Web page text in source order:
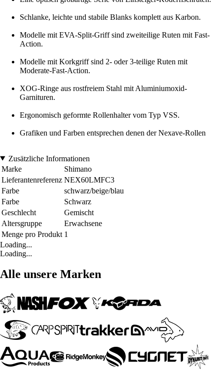
Schlanke, leichte und stabile Blanks komplett aus Karbon.
Modelle mit EVA-Split-Griff sind zweiteilige Ruten mit Fast-
Action.
Modelle mit Korkgriff sind 2- oder 3-teilige Ruten mit
Moderate-Fast-Action.
XOG-Ringe aus rostfreiem Stahl mit Aluminiumoxid-
Garnituren.
Ergonomisch geformte Rollenhalter vom Typ VSS.
Grafiken und Farben entsprechen denen der Nexave-Rollen
Zusätzliche Informationen
Marke
Shimano
Lieferantenreferenz NEX60LMFC3
Farbe
schwarz/beige/blau
Farbe
Schwarz
Geschlecht
Gemischt
Altersgruppe
Erwachsene
Menge pro Produkt 1
Loading...
Loading...
Alle unsere Marken